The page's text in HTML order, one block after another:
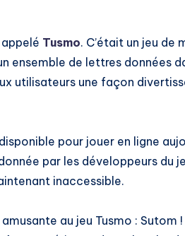
Tusmo. C’était un jeu de
ensemble de lettres données
utilisateurs une façon
pour jouer en ligne
par les développeurs du
inaccessible.
au jeu Tusmo : Sutom